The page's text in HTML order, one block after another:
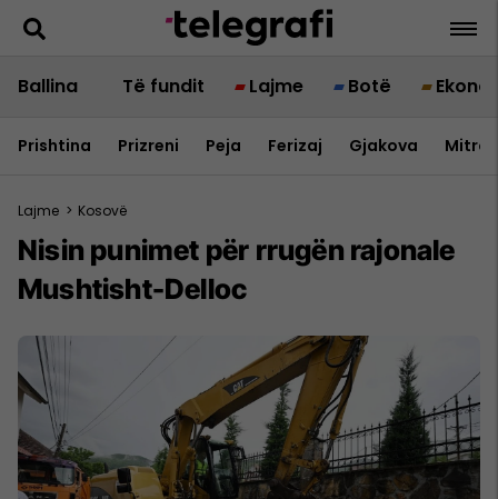
Ballina Të fundit Lajme Botë
Prishtina Prizreni Peja Ferizaj Gjakova
Lajme > Kosovë
Nisin punimet për rrugën rajonale
Mushtisht-Delloc